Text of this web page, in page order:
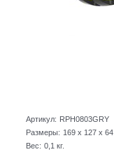
Артикул: RPH0803GRY
Размеры: 169 x 127 x 64
Вес: 0,1 кг.